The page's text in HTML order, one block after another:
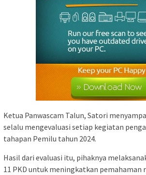
Ketua Panwascam Talun, Satori
selalu mengevaluasi setiap kegiatan
tahapan Pemilu tahun 2024.
Hasil dari evaluasi itu, pihaknya
11 PKD untuk meningkatkan pemahaman